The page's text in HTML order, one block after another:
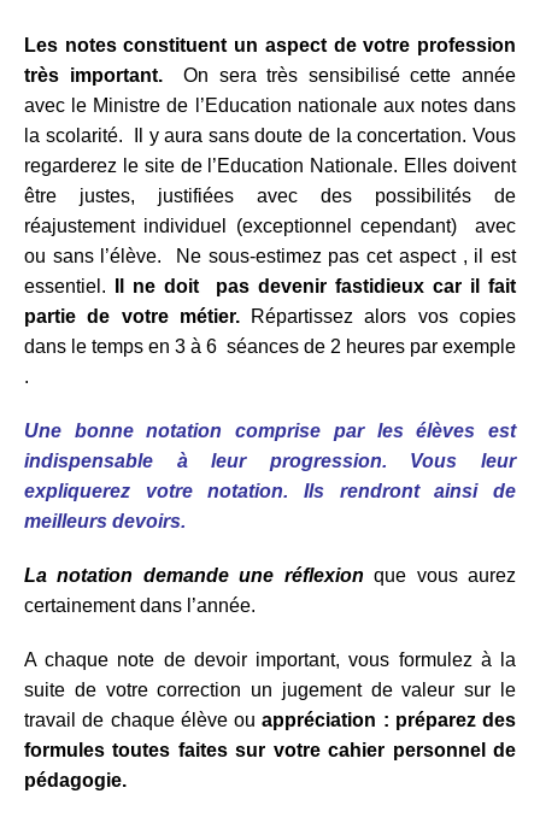
Les notes constituent un aspect de votre profession
très important.On sera très sensibilisé cette année
avec le Ministre de l’Education nationale aux notes dans
la scolarité. Il y aura sans doute de la concertation. Vous
regarderez le site de l’Education Nationale. Elles doivent
être justes, justifiées avec des possibilités de
réajustement individuel (exceptionnel cependant) avec
ou sans l’élève. Ne sous-estimez pas cet aspect , il est
essentiel. Il ne doit pas devenir fastidieux car il fait
partie de votre métier.
Répartissez alors vos copies
dans le temps en 3 à 6 séances de 2 heures par exemple
.
Une bonne notation comprise par les élèves est
indispensable à leur progression.
Vous leur
expliquerez votre notation. Ils rendront ainsi de
meilleurs devoirs.
La notation demande une réflexion que vous aurez
certainement dans l’année.
A chaque note de devoir important, vous formulez à la
suite de votre correction un jugement de valeur sur le
travail de chaque élève ouappréciation : préparez des
formules toutes faites sur votre cahier personnel de
pédagogie.